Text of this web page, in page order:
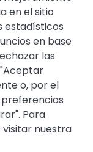
en el sitio
estadísticos
en base
las
o, por el
Para
nuestra